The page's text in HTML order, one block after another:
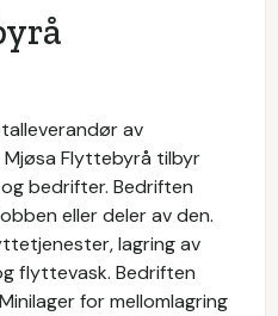
av
Flyttebyrå tilbyr
bedrifter. Bedriften
eller deler av den.
lagring av
flyttevask. Bedriften
for mellomlagring